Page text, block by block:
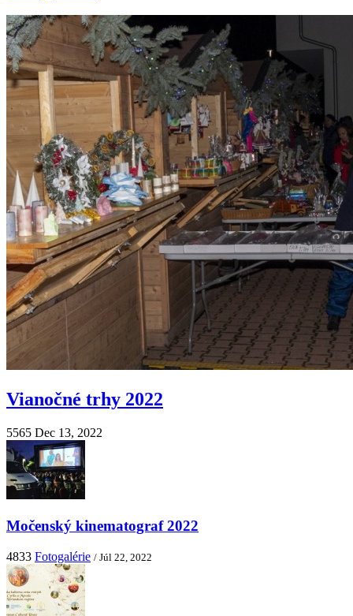
Vianočné trhy 2022
5565 Dec 13, 2022
Močenský kinematograf 2022
4833 Fotogalérie / Júl 22, 2022